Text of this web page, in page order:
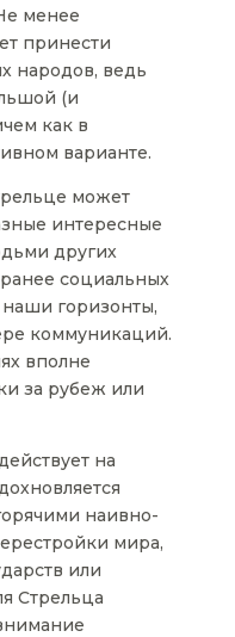
менее
принести
народов, ведь
(и
как в
варианте.
может
интересные
других
социальных
горизонты,
коммуникаций.
вполне
за рубеж или
на
наивно-
мира,
или
Стрельца